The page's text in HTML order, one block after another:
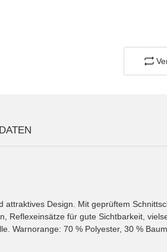
Design. Mit geprüftem
Reflexeinsätze für gute Sichtbarkeit,
Warnorange: 70 % Polyester, 30 %